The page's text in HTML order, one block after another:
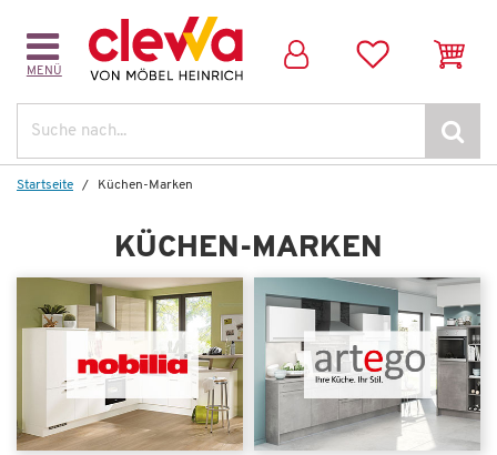
MENÜ
Startseite Küchen-Marken
KÜCHEN-MARKEN